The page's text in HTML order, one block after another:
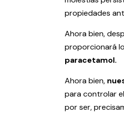
propiedades
Ahora bien,
proporcionará
paracetamol.
Ahora bien,
para controlar
por ser,